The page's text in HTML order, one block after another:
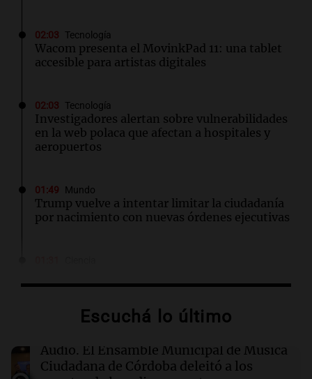
02:03 Tecnología
Wacom presenta el MovinkPad 11: una tablet
accesible para artistas digitales
02:03 Tecnología
Investigadores alertan sobre vulnerabilidades
en la web polaca que afectan a hospitales y
aeropuertos
01:49 Mundo
Trump vuelve a intentar limitar la ciudadanía
por nacimiento con nuevas órdenes ejecutivas
Ötzi, el hombre de hielo de 5.300 años
China se prepara para el tifón Dolphin; cierran
escuelas y actividades turísticas en varias
provincias
Escuchá lo último
Audio. El Ensamble Municipal de Música
Ciudadana de Córdoba deleitó a los